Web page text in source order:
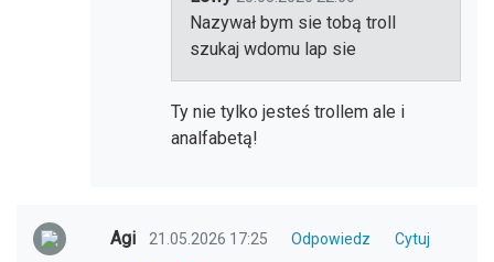
Nazywał bym sie tobą troll
szukaj wdomu lap sie
Ty nie tylko jesteś trollem ale i
analfabetą!
Agi 21.05.2026 17:25 Odpowiedz
Cytuj